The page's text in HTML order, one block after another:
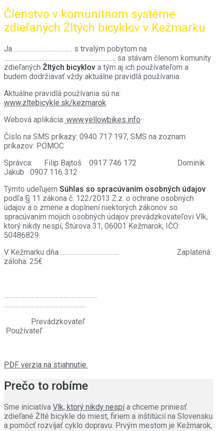
Členstvo v komunitnom systéme
zdieľaných Žltých bicyklov v Kežmarku
Ja ……………………………… s trvalým pobytom na
…………………………………………………………… sa stávam členom komunity
zdieľaných Žltých bicyklov a tým aj ich používateľom a
budem dodržiavať vždy aktuálne pravidlá používania.
Aktuálne pravidlá používania sú na:
www.zltebicykle.sk/kezmarok
Webová aplikácia: www.yellowbikes.info
Číslo na SMS príkazy: 0940 717 197, SMS na zoznam
príkazov: POMOC
Správca:
Filip Bajtoš 0917 746 172
Dominik
Jakub 0907 116 312
Týmto udeľujem Súhlas so spracúvaním osobných údajov
podľa § 11 zákona č. 122/2013 Z.z. o ochrane osobných
údajov a o zmene a doplnení niektorých zákonov so
spracúvaním mojich osobných údajov prevádzkovateľovi Vlk,
ktorý nikdy nespí, Štúrova 31, 06001 Kežmarok, IČO:
50486829.
V Kežmarku dňa ………………………………
Zaplatená
záloha: 25€
Prevádzkovateľ
Používateľ
PDF verzia na stiahnutie.
Prečo to robíme
Sme iniciatíva Vlk, ktorý nikdy nespía chceme priniesť
zdieľané Žlté bicykle do miest, firiem a inštitúcií na Slovensku
a pomôcť rozvíjať cyklo dopravu. Prvým mestom je Kežmarok,